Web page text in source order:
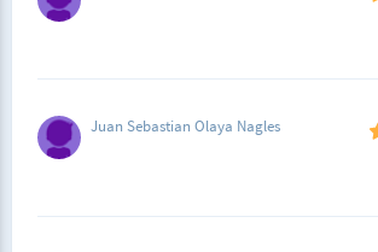
Juan Sebastian Olaya Nagles